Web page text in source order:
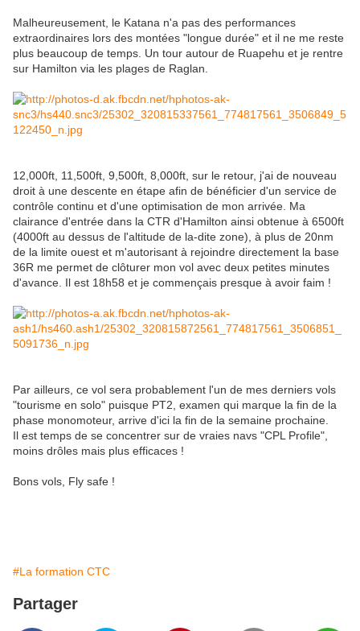
Malheureusement, le Katana n'a pas des performances
extraordinaires lors des montées "longue durée" et il ne me reste
plus beaucoup de temps. Un tour autour de Ruapehu et je rentre
sur Hamilton via les plages de Raglan.
12,000ft, 11,500ft, 9,500ft, 8,000ft, sur le retour, j'ai de nouveau
droit à une descente en étape afin de bénéficier d'un service de
contrôle continu et d'une optimisation de mon arrivée. Ma
clairance d'entrée dans la CTR d'Hamilton ainsi obtenue à 6500ft
(4000ft au dessus de l'altitude de la-dite zone), à plus de 20nm
de la limite ouest et m'autorisant à rejoindre directement la base
36R me permet de clôturer mon vol avec deux petites minutes
d'avance. Il est 18h58 et je commençais presque à avoir faim !
Par ailleurs, ce vol sera probablement l'un de mes derniers vols
"tourisme en solo" puisque PT2, examen qui marque la fin de la
phase monomoteur, arrive d'ici la fin de la semaine prochaine.
Il est temps de se concentrer sur de vraies navs "CPL Profile",
moins drôles mais plus efficaces !
Bons vols, Fly safe !
#La formation CTC
Partager